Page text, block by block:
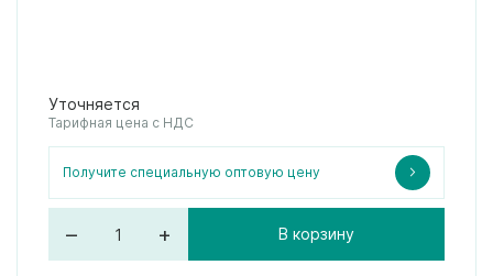
Уточняется
Тарифная цена с НДС
Получите специальную оптовую цену
– + В корзину